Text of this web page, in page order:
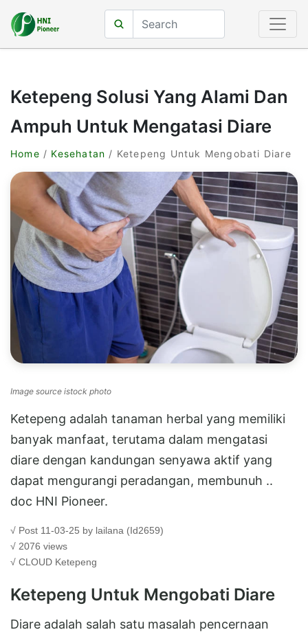
Ketepeng Solusi Yang Alami Dan
Ampuh Untuk Mengatasi Diare
Home / Kesehatan / Ketepeng Untuk Mengobati Diare
Image source istock photo
Ketepeng adalah tanaman herbal yang memiliki
banyak manfaat, terutama dalam mengatasi
diare dengan kandungan senyawa aktif yang
dapat mengurangi peradangan, membunuh ..
doc HNI Pioneer.
√ Post 11-03-25 by lailana (Id2659)
√ 2076 views
√ CLOUD Ketepeng
Ketepeng Untuk Mengobati Diare
Diare adalah salah satu masalah pencernaan